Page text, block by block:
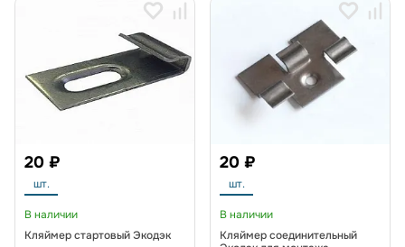
20 ₽
шт.
В наличии
Кляймер стартовый Экодэк
20 ₽
шт.
В наличии
Кляймер соединительный